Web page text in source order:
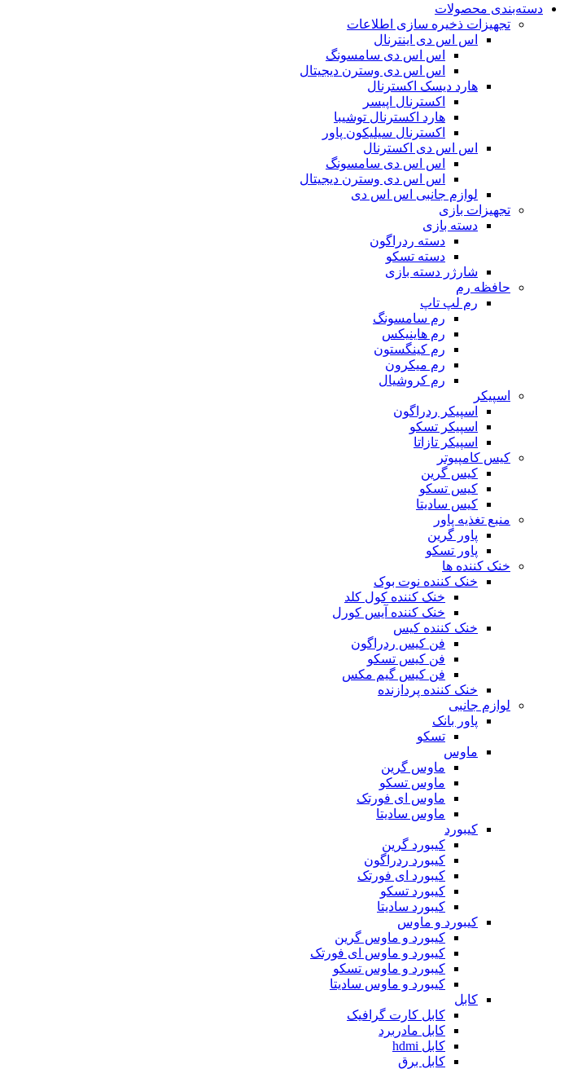
دسته‌بندی محصولات
تجهیزات ذخیره سازی اطلاعات
اس اس دی اینترنال
اس اس دی سامسونگ
اس اس دی وسترن دیجیتال
هارد دیسک اکسترنال
اکسترنال اپیسر
هارد اکسترنال توشیبا
اکسترنال سیلیکون پاور
اس اس دی اکسترنال
اس اس دی سامسونگ
اس اس دی وسترن دیجیتال
لوازم جانبی اس اس دی
تجهیزات بازی
دسته بازی
دسته ردراگون
دسته تسکو
شارژر دسته بازی
حافظه رم
رم لپ تاپ
رم سامسونگ
رم هاینیکس
رم کینگستون
رم میکرون
رم کروشیال
اسپیکر
اسپیکر ردراگون
اسپیکر تسکو
اسپیکر تازاتا
کیس کامپیوتر
کیس گرین
کیس تسکو
کیس سادیتا
منبع تغذیه‌ پاور
پاور گرین
پاور تسکو
خنک کننده ها
خنک کننده نوت بوک
خنک کننده کول کلد
خنک کننده آیس کورل
خنک کننده کیس
فن کیس ردراگون
فن کیس تسکو
فن کیس گیم مکس
خنک کننده پردازنده
لوازم جانبی
پاور بانک
تسکو
ماوس
ماوس گرین
ماوس تسکو
ماوس ای فورتک
ماوس سادیتا
کیبورد
کیبورد گرین
کیبورد ردراگون
کیبورد ای فورتک
کیبورد تسکو
کیبورد سادیتا
کیبورد و ماوس
کیبورد و ماوس گرین
کیبورد و ماوس ای فورتک
کیبورد و ماوس تسکو
کیبورد و ماوس سادیتا
کابل
کابل کارت گرافیک
کابل مادربرد
کابل hdmi
کابل برق